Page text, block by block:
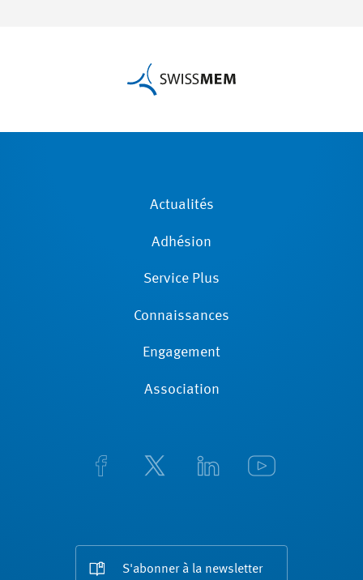
Actualités
Adhésion
Service Plus
Connaissances
Engagement
Association
S'abonner à la newsletter